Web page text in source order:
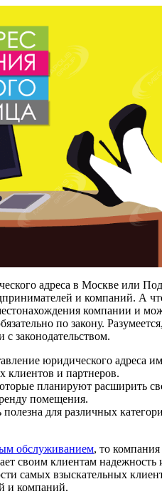
адреса в Москве или
и компаний. А
компании и
по закону.
с законодательством.
юридического адреса
клиентов и партнеров.
планируют расширить
помещения.
для различных
обслуживанием, то
своим клиентам
самых взыскательных
и компаний.